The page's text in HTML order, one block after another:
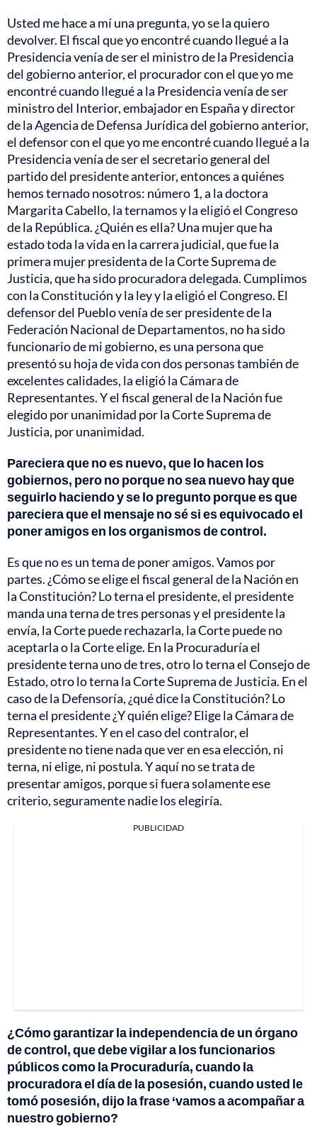
Usted me hace a mí una pregunta, yo se la quiero
devolver. El fiscal que yo encontré cuando llegué a la
Presidencia venía de ser el ministro de la Presidencia
del gobierno anterior, el procurador con el que yo me
encontré cuando llegué a la Presidencia venía de ser
ministro del Interior, embajador en España y director
de la Agencia de Defensa Jurídica del gobierno anterior,
el defensor con el que yo me encontré cuando llegué a la
Presidencia venía de ser el secretario general del
partido del presidente anterior, entonces a quiénes
hemos ternado nosotros: número 1, a la doctora
Margarita Cabello, la ternamos y la eligió el Congreso
de la República. ¿Quién es ella? Una mujer que ha
estado toda la vida en la carrera judicial, que fue la
primera mujer presidenta de la Corte Suprema de
Justicia, que ha sido procuradora delegada. Cumplimos
con la Constitución y la ley y la eligió el Congreso. El
defensor del Pueblo venía de ser presidente de la
Federación Nacional de Departamentos, no ha sido
funcionario de mi gobierno, es una persona que
presentó su hoja de vida con dos personas también de
excelentes calidades, la eligió la Cámara de
Representantes. Y el fiscal general de la Nación fue
elegido por unanimidad por la Corte Suprema de
Justicia, por unanimidad.
Pareciera que no es nuevo, que lo hacen los
gobiernos, pero no porque no sea nuevo hay que
seguirlo haciendo y se lo pregunto porque es que
pareciera que el mensaje no sé si es equivocado el
poner amigos en los organismos de control.
Es que no es un tema de poner amigos. Vamos por
partes. ¿Cómo se elige el fiscal general de la Nación en
la Constitución? Lo terna el presidente, el presidente
manda una terna de tres personas y el presidente la
envía, la Corte puede rechazarla, la Corte puede no
aceptarla o la Corte elige. En la Procuraduría el
presidente terna uno de tres, otro lo terna el Consejo de
Estado, otro lo terna la Corte Suprema de Justicia. En el
caso de la Defensoría, ¿qué dice la Constitución? Lo
terna el presidente ¿Y quién elige? Elige la Cámara de
Representantes. Y en el caso del contralor, el
presidente no tiene nada que ver en esa elección, ni
terna, ni elige, ni postula. Y aquí no se trata de
presentar amigos, porque si fuera solamente ese
criterio, seguramente nadie los elegiría.
PUBLICIDAD
¿Cómo garantizar la independencia de un órgano
de control, que debe vigilar a los funcionarios
públicos como la Procuraduría, cuando la
procuradora el día de la posesión, cuando usted le
tomó posesión, dijo la frase ‘vamos a acompañar a
nuestro gobierno?